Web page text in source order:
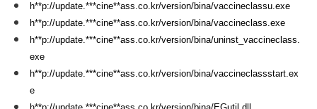
h**p://update.***cine**ass.co.kr/version/bina/vaccineclassu.exe
h**p://update.***cine**ass.co.kr/version/bina/vaccineclass.exe
h**p://update.***cine**ass.co.kr/version/bina/uninst_vaccineclass.
exe
h**p://update.***cine**ass.co.kr/version/bina/vaccineclassstart.ex
e